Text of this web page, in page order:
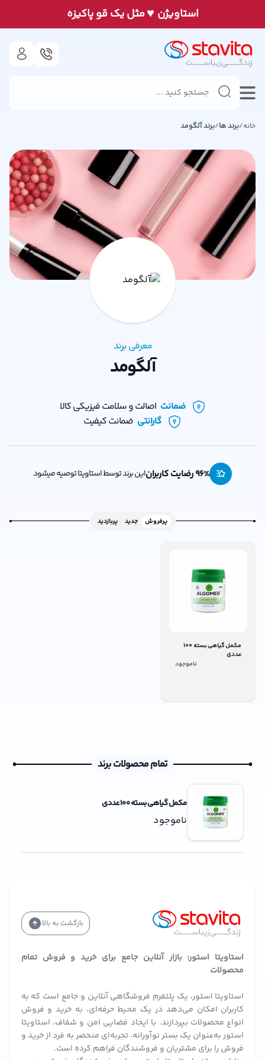
استاويژن ♥مثل يک قو پاكيزه
خانه/برند ها/برندآلگومد
معرفی برند
آلگومد
ضمانت اصالت و سلامت فیزیکی کالا
گارانتی ضمانت کیفیت
96% رضایت کاربران این برند توسط استاویتا توصیه میشود
پرفروش جدید پربازدید
مکمل گیاهی بسته 100
عددی
ناموجود
تمام محصولات برند
مکمل گیاهی بسته 100 عددی
ناموجود
بازگشت به بالا
استاویتا استور: بازار آنلاین جامع برای خرید و فروش تمام
محصولات
استاویتا استور، یک پلتفرم فروشگاهی آنلاین و جامع است که به
کاربران امکان می‌دهد در یک محیط حرفه‌ای، به خرید و فروش
انواع محصولات بپردازند. با ایجاد فضایی امن و شفاف، استاویتا
استور به‌عنوان یک بستر نوآورانه، تجربه‌ای منحصر به فرد از خرید و
فروش را برای مشتریان و فروشندگان فراهم کرده است.